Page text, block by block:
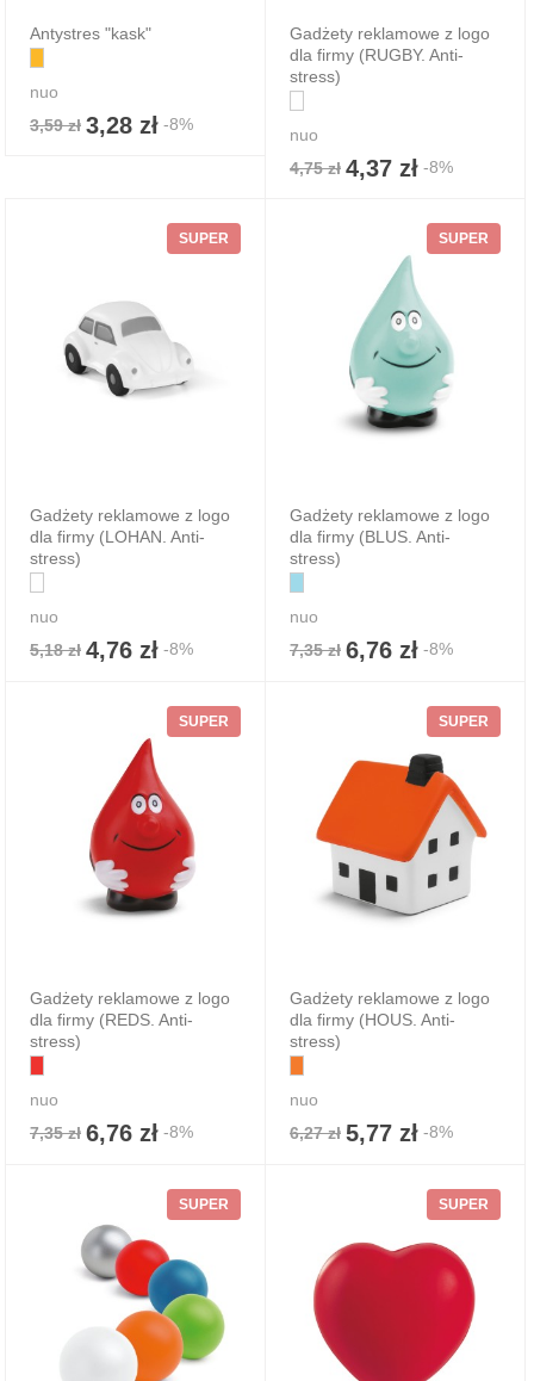
Antystres "kask"
nuo
3,59 zł 3,28 zł -8%
Gadżety reklamowe z logo
dla firmy (RUGBY. Anti-
stress)
nuo
4,75 zł 4,37 zł -8%
SUPER
Gadżety reklamowe z logo
dla firmy (LOHAN. Anti-
stress)
nuo
5,18 zł 4,76 zł -8%
SUPER
Gadżety reklamowe z logo
dla firmy (BLUS. Anti-
stress)
nuo
7,35 zł 6,76 zł -8%
SUPER
Gadżety reklamowe z logo
dla firmy (REDS. Anti-
stress)
nuo
7,35 zł 6,76 zł -8%
SUPER
Gadżety reklamowe z logo
dla firmy (HOUS. Anti-
stress)
nuo
6,27 zł 5,77 zł -8%
SUPER SUPER